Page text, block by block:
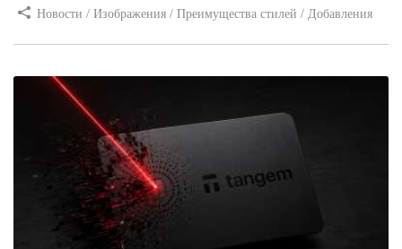
Новости / Изображения / Преимущества стилей / Добавления